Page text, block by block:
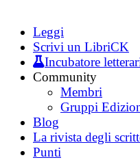
Leggi
Scrivi un LibriCK
Incubatore
Community
Membri
Gruppi
Blog
La rivista degli
Punti